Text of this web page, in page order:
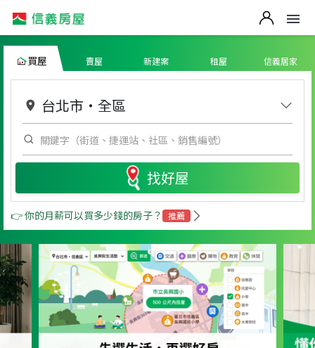
買屋 賣屋 新建案 租屋 信義居家
台北市 ・ 全區
找好屋
👉 你的月薪可以買多少錢的房子？ 推薦